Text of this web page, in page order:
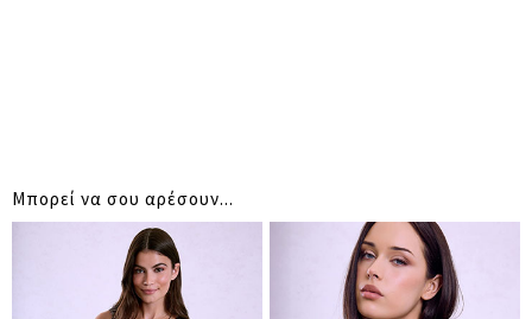
Μπορεί να σου αρέσουν...